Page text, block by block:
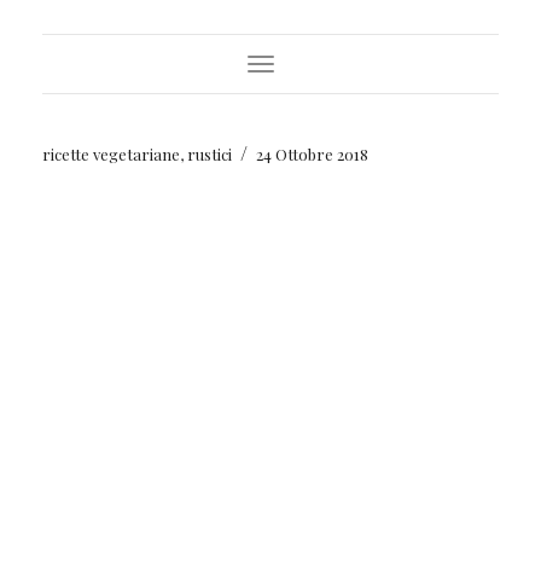
Toggle
Navigation
ricette vegetariane, rustici / 24 Ottobre 2018